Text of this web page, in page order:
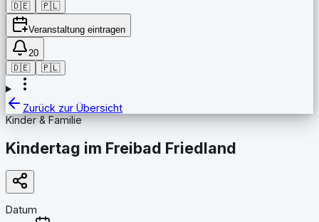
🇩🇪 🇵🇱
Veranstaltung eintragen
20
🇩🇪
🇵🇱
Zurück zur Übersicht
Kinder & Familie
Kindertag im Freibad Friedland
Datum